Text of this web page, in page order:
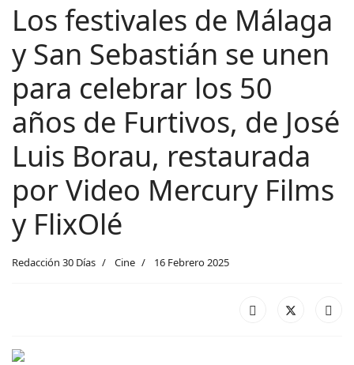
Los festivales de Málaga
y San Sebastián se unen
para celebrar los 50
años de Furtivos, de José
Luis Borau, restaurada
por Video Mercury Films
y FlixOlé
Redacción 30 Días Cine 16 Febrero 2025